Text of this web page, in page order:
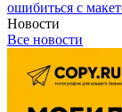
ошибиться с
Новости
Все новости